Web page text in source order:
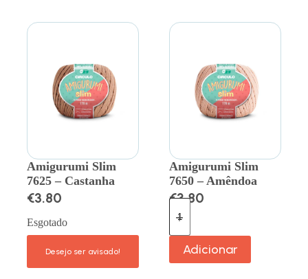
Amigurumi Slim
7625 – Castanha
€3.80
Esgotado
Amigurumi Slim
7650 – Amêndoa
€3.80
Adicionar